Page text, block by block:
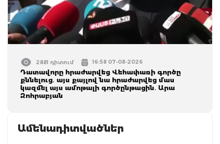
2881 դիտում 16:58 07-08-2026
Դատավորը հրաժարվեց Վեհափառի գործը
քննելուց․ այս քայլով նա հրաժարվեց մաս
կազմել այս ամոթալի գործընթացին․ Արա
Զոհրաբյան
Ամենադիտվածներ